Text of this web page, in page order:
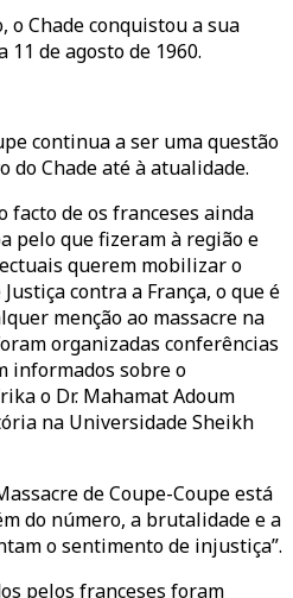
o Chade conquistou a sua
11 de agosto de 1960.
continua a ser uma questão
do Chade até à atualidade.
facto de os franceses ainda
pelo que fizeram à região e
querem mobilizar o
contra a França, o que é
menção ao massacre na
organizadas conferências
informados sobre o
o Dr. Mahamat Adoum
na Universidade Sheikh
de Coupe-Coupe está
do número, a brutalidade e a
o sentimento de injustiça”.
pelos franceses foram